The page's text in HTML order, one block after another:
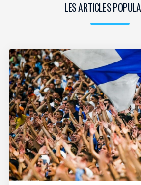
LES ARTICLES